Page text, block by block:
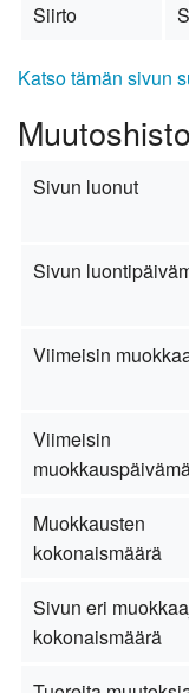
Siirto
Katso tämän sivun
Sivun luonut
Sivun
Viimeisin
Viimeisin
Muokkausten
kokonaismäärä
Sivun eri
kokonaismäärä